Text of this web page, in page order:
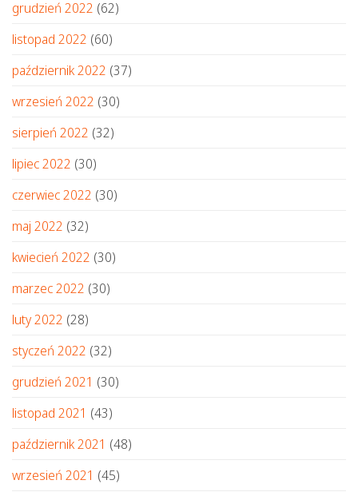
grudzień 2022 (62)
listopad 2022 (60)
październik 2022 (37)
wrzesień 2022 (30)
sierpień 2022 (32)
lipiec 2022 (30)
czerwiec 2022 (30)
maj 2022 (32)
kwiecień 2022 (30)
marzec 2022 (30)
luty 2022 (28)
styczeń 2022 (32)
grudzień 2021 (30)
listopad 2021 (43)
październik 2021 (48)
wrzesień 2021 (45)